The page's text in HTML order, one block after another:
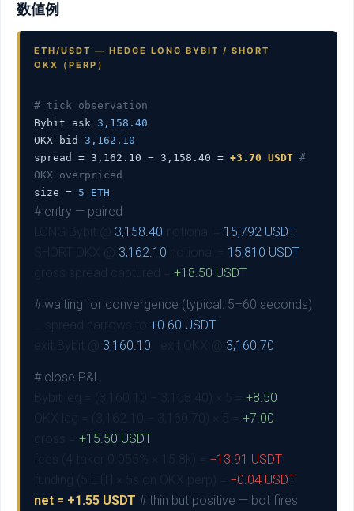
数値例
ETH/USDT — HEDGE LONG BYBIT / SHORT
OKX（PERP）
# tick observation
Bybit ask 3,158.40
OKX bid 3,162.10
spread = 3,162.10 − 3,158.40 = +3.70 USDT #
OKX overpriced
size = 5 ETH
# entry — paired
3,158.40
15,792 USDT
3,162.10
15,810 USDT
+18.50 USDT
# waiting for convergence (typical: 5–60 seconds)
+0.60 USDT
3,160.10 3,160.70
# close P&L
+8.50
+7.00
+15.50 USDT
−13.91 USDT
−0.04 USDT
net = +1.55 USDT # thin but positive — bot fires